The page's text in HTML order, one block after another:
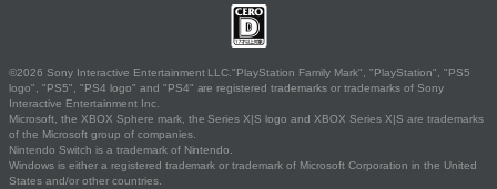
©2026 Sony Interactive Entertainment LLC."PlayStation Family Mark", "PlayStation", "PS5
logo", "PS5", "PS4 logo" and "PS4" are registered trademarks or trademarks of Sony
Interactive Entertainment Inc.
Microsoft, the XBOX Sphere mark, the Series X|S logo and XBOX Series X|S are trademarks
of the Microsoft group of companies.
Nintendo Switch is a trademark of Nintendo.
Windows is either a registered trademark or trademark of Microsoft Corporation in the United
States and/or other countries.